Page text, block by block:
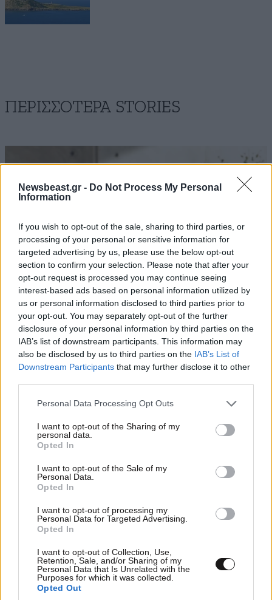
Newsbeast.gr - Do Not Process My Personal
Information
If you wish to opt-out of the sale, sharing to third parties, or
processing of your personal or sensitive information for
targeted advertising by us, please use the below opt-out
section to confirm your selection. Please note that after your
opt-out request is processed you may continue seeing
interest-based ads based on personal information utilized by
us or personal information disclosed to third parties prior to
your opt-out. You may separately opt-out of the further
disclosure of your personal information by third parties on the
IAB’s list of downstream participants. This information may
also be disclosed by us to third parties on the IAB’s List of
Downstream Participants that may further disclose it to other
Please note that this website/app uses one or more Google
not limited to your visit or usage behaviour. You may click to
grant or deny consent to Google and its third-party tags to
use your data for below specified purposes in below Google
consent section.
Personal Data Processing Opt Outs
I want to opt-out of the Sharing of my
personal data.
Opted In
I want to opt-out of the Sale of my
Personal Data.
Opted In
I want to opt-out of processing my
Personal Data for Targeted Advertising.
Opted In
I want to opt-out of Collection, Use,
Retention, Sale, and/or Sharing of my
Personal Data that Is Unrelated with the
Purposes for which it was collected.
Opted Out
ΠΕΡΙΣΣΟΤΕΡΑ STORIES
Χρήστος Καλογρίτσας: Η άδεια των 52,6 εκατ.
ευρώ, τα «βοσκοτόπια» στην Ιθάκη και το
ναυάγιο του διαγωνισμού Παππά για τις
τηλεοπτικές άδειες
Χρήστος Καλογρίτσας: Ο «κόκκινος
εργολάβος» δημοσίων έργων που ήθελε να